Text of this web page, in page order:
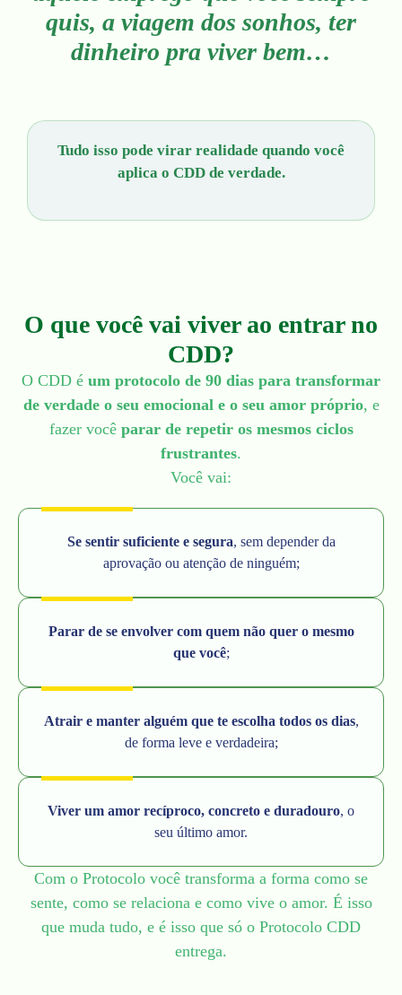
quis, a viagem dos sonhos, ter
dinheiro pra viver bem…
Tudo isso pode virar realidade quando você
aplica o CDD de verdade.
O que você vai viver ao entrar no
CDD?
O CDD é um protocolo de 90 dias para transformar
de verdade o seu emocional e o seu amor próprio, e
fazer você parar de repetir os mesmos ciclos
frustrantes.
Você vai:
Se sentir suficiente e segura, sem depender da
aprovação ou atenção de ninguém;
Parar de se envolver com quem não quer o mesmo
que você;
Atrair e manter alguém que te escolha todos os dias,
de forma leve e verdadeira;
Viver um amor recíproco, concreto e duradouro, o
seu último amor.
Com o Protocolo você transforma a forma como se
sente, como se relaciona e como vive o amor. É isso
que muda tudo, e é isso que só o Protocolo CDD
entrega.